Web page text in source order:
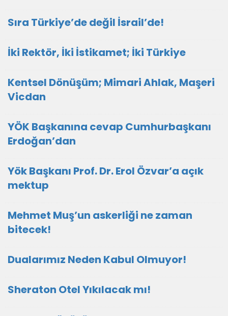
Sıra Türkiye’de değil İsrail’de!
İki Rektör, İki İstikamet; İki Türkiye
Kentsel Dönüşüm; Mimari Ahlak, Maşeri
Vicdan
YÖK Başkanına cevap Cumhurbaşkanı
Erdoğan’dan
Yök Başkanı Prof. Dr. Erol Özvar’a açık
mektup
Mehmet Muş’un askerliği ne zaman
bitecek!
Dualarımız Neden Kabul Olmuyor!
Sheraton Otel Yıkılacak mı!